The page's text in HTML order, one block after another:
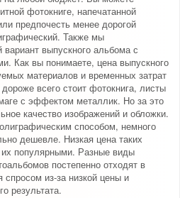
фотокниге, напечатанной
предпочесть менее дорогой
Также мы
выпускного альбома с
Как вы понимаете, цена выпускного
материалов и временных затрат
всего стоит фотокнига, листы
с эффектом металлик. Но за это
качество изображений и обложки.
способом, немного
дешевле. Низкая цена таких
популярными. Разные виды
постепенно отходят в
из-за низкой цены и
результата.